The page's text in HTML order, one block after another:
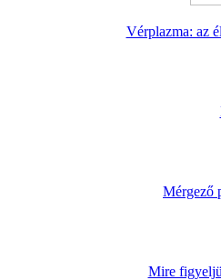
Vérplazma: az
Mérgező
Mire